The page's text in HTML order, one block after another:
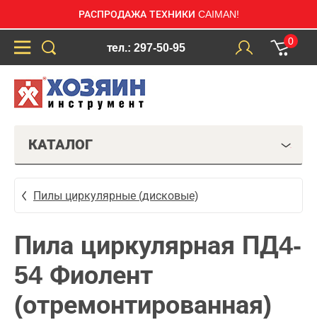
РАСПРОДАЖА ТЕХНИКИ CAIMAN!
тел.: 297-50-95
0
КАТАЛОГ
Пилы циркулярные (дисковые)
Пила циркулярная ПД4-
54 Фиолент
(отремонтированная)